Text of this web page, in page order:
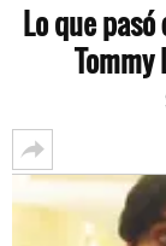
Lo que
Tommy